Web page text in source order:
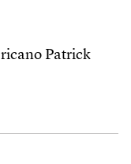
Patrick